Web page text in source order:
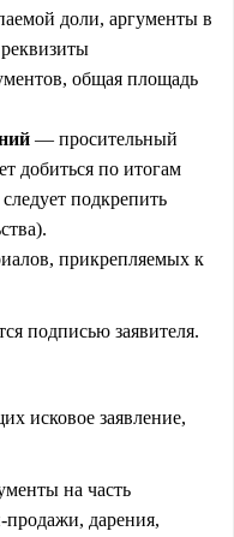
доли, аргументы в
общая площадь
— просительный
добиться по итогам
подкрепить
прикрепляемых к
подписью заявителя.
исковое заявление,
на часть
дарения,